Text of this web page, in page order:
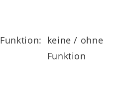
keine / ohne
Funktion